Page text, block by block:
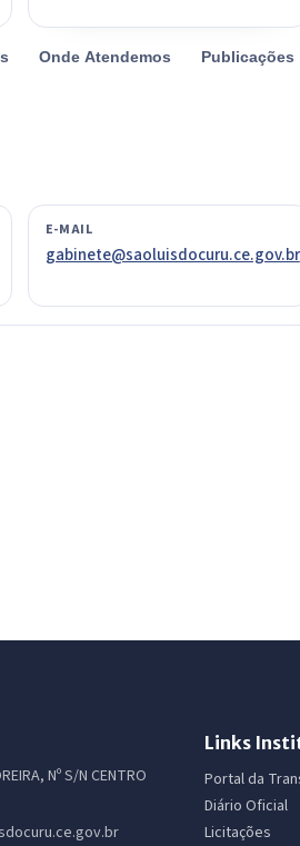
Onde Atendemos Publicações
E-MAIL
gabinete@saoluisdocuru.ce.gov.br
Nº S/N CENTRO
Links
Portal da
Diário Oficial
Licitações